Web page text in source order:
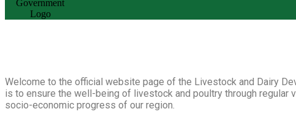
Welcome to the official website page of the Livestock and Dairy
is to ensure the well-being of livestock and poultry through regular
socio-economic progress of our region.